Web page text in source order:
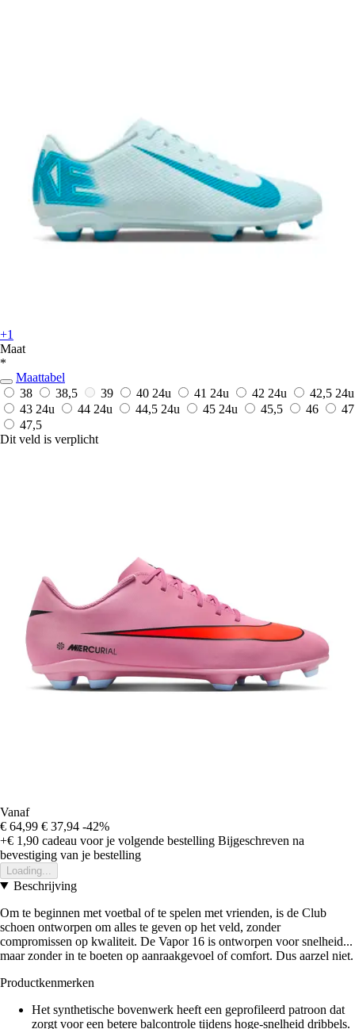
+1
Maat
*
Maattabel
38
38,5 39 40 24u 41 24u 42 24u 42,5 24u
43 24u 44 24u 44,5 24u 45 24u 45,5 46
47
47,5
Dit veld is verplicht
Vanaf
€ 64,99 € 37,94 -42%
+€ 1,90 cadeau voor je volgende bestelling Bijgeschreven na
bevestiging van je bestelling
Loading...
Beschrijving
Om te beginnen met voetbal of te spelen met vrienden, is de Club
schoen ontworpen om alles te geven op het veld, zonder
compromissen op kwaliteit. De Vapor 16 is ontworpen voor snelheid...
maar zonder in te boeten op aanraakgevoel of comfort. Dus aarzel niet.
Productkenmerken
Het synthetische bovenwerk heeft een geprofileerd patroon dat
zorgt voor een betere balcontrole tijdens hoge-snelheid dribbels.